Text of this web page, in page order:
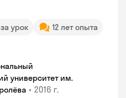
урок
12 лет опыта
университет им.
• 2016 г.